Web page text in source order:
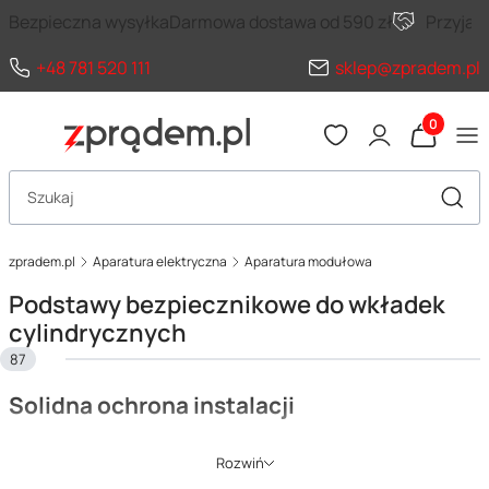
Bezpieczna wysyłkaDarmowa dostawa od 590 zł
+48 781 520 111
sklep@zpradem.pl
Produkty
Otwórz wyszukiwarkę
zpradem.pl Aparatura elektryczna Aparatura modułowa
Podstawy bezpiecznikowe do wkładek
cylindrycznych
87
Solidna ochrona instalacji
niezbędne elementy systemów zabezpieczeń elektrycznych,
Rozwiń